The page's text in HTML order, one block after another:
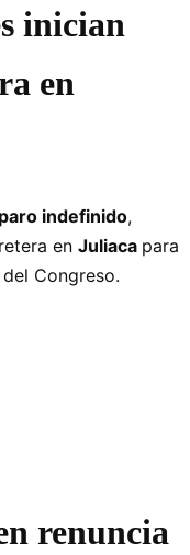
inician
en
paro indefinido,
en Juliaca para
Congreso.
renuncia